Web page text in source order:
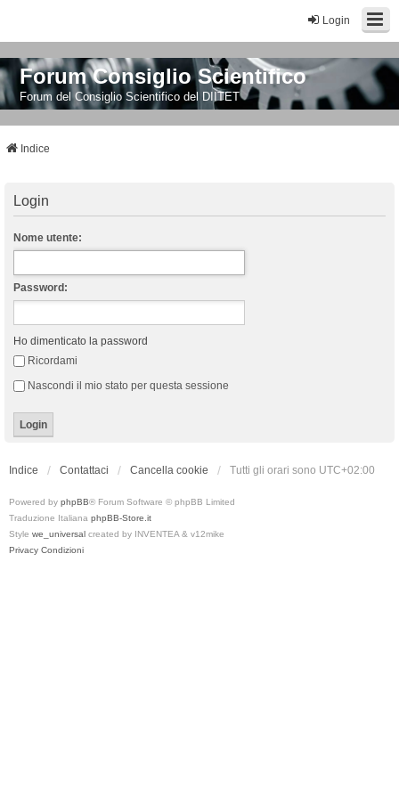
Login
Forum Consiglio Scientifico
Forum del Consiglio Scientifico del DIITET
Indice
Login
Nome utente:
Password:
Ho dimenticato la password
Ricordami
Nascondi il mio stato per questa sessione
Indice Contattaci Cancella cookie Tutti gli orari sono UTC+02:00
Powered by phpBB® Forum Software © phpBB Limited
Traduzione Italiana phpBB-Store.it
Style we_universal created by INVENTEA & v12mike
Privacy Condizioni